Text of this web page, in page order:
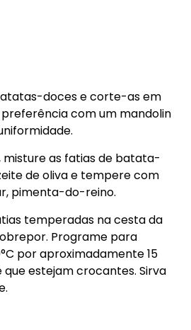
doces e corte-as em
preferência com um mandolin
misture as fatias de batata-
de oliva e tempere com
pimenta-do-reino.
temperadas na cesta da
Programe para
por aproximadamente 15
que estejam crocantes. Sirva